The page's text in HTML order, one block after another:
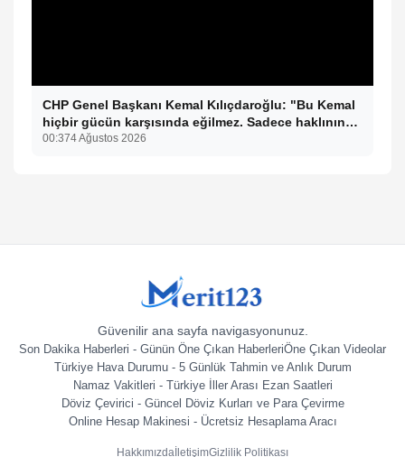
CHP Genel Başkanı Kemal Kılıçdaroğlu: "Bu Kemal
hiçbir gücün karşısında eğilmez. Sadece haklının
önünde eğiliriz."
00:374 Ağustos 2026
Güvenilir ana sayfa navigasyonunuz.
Son Dakika Haberleri - Günün Öne Çıkan HaberleriÖne Çıkan Videolar
Türkiye Hava Durumu - 5 Günlük Tahmin ve Anlık Durum
Namaz Vakitleri - Türkiye İller Arası Ezan Saatleri
Döviz Çevirici - Güncel Döviz Kurları ve Para Çevirme
Online Hesap Makinesi - Ücretsiz Hesaplama Aracı
Hakkımızda İletişimGizlilik Politikası